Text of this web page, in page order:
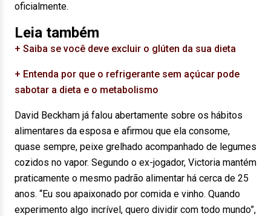
oficialmente.
Leia também
+ Saiba se você deve excluir o glúten da sua dieta
+ Entenda por que o refrigerante sem açúcar pode
sabotar a dieta e o metabolismo
David Beckham já falou abertamente sobre os hábitos
alimentares da esposa e afirmou que ela consome,
quase sempre, peixe grelhado acompanhado de legumes
cozidos no vapor. Segundo o ex-jogador, Victoria mantém
praticamente o mesmo padrão alimentar há cerca de 25
anos. “Eu sou apaixonado por comida e vinho. Quando
experimento algo incrível, quero dividir com todo mundo”,